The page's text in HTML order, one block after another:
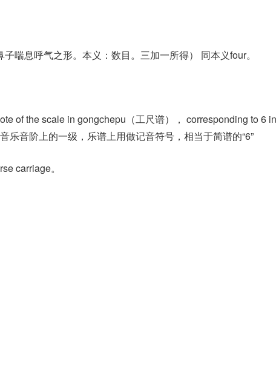
喘息呼气之形。本义：数目。三加一所得） 同本义four。
of the scale in gongchepu（工尺谱）， corresponding to 6
乐音阶上的一级，乐谱上用做记音符号，相当于简谱的“6”
carriage。